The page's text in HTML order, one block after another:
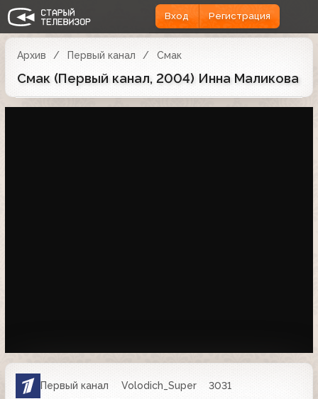
Вход Регистрация
Архив Первый канал Смак
Смак (Первый канал, 2004) Инна Маликова
Первый канал Volodich_Super
3031